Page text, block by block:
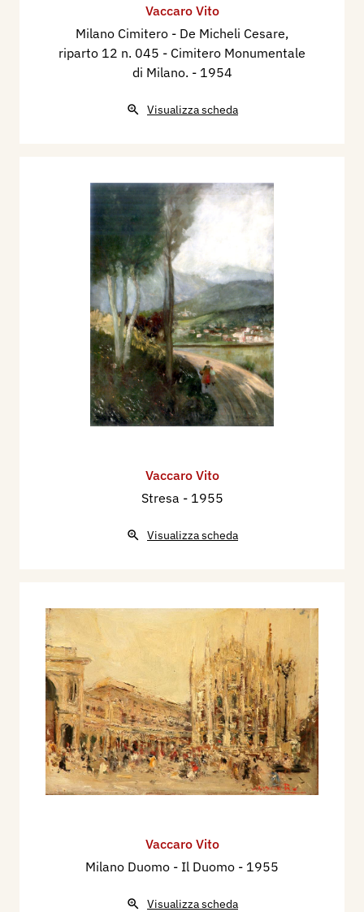
Vaccaro Vito
Milano Cimitero - De Micheli Cesare,
riparto 12 n. 045 - Cimitero Monumentale
di Milano. - 1954
Visualizza scheda
Vaccaro Vito
Stresa - 1955
Visualizza scheda
Vaccaro Vito
Milano Duomo - Il Duomo - 1955
Visualizza scheda